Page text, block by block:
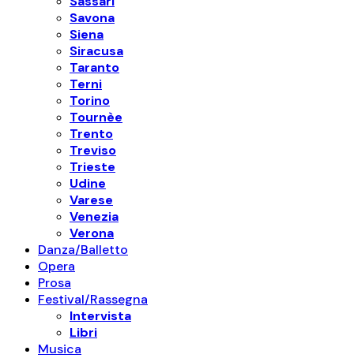
Savona
Siena
Siracusa
Taranto
Terni
Torino
Tournèe
Trento
Treviso
Trieste
Udine
Varese
Venezia
Verona
Danza/Balletto
Opera
Prosa
Festival/Rassegna
Intervista
Libri
Musica